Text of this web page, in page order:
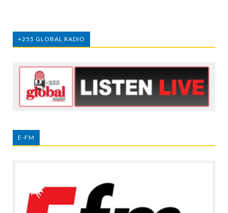
+255 GLOBAL RADIO
E-FM